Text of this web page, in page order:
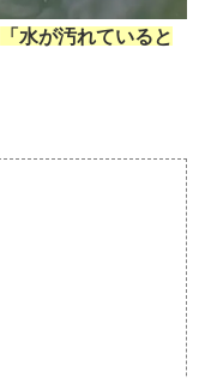
「水が汚れていると